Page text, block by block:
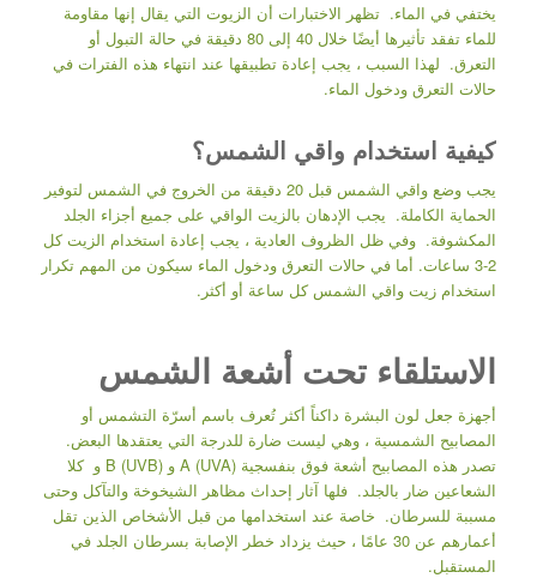
يختفي في الماء. تظهر الاختبارات أن الزيوت التي يقال إنها مقاومة
للماء تفقد تأثيرها أيضًا خلال 40 إلى 80 دقيقة في حالة التبول أو
التعرق. لهذا السبب ، يجب إعادة تطبيقها عند انتهاء هذه الفترات في
حالات التعرق ودخول الماء.
كيفية استخدام واقي الشمس؟
يجب وضع واقي الشمس قبل 20 دقيقة من الخروج في الشمس لتوفير
الحماية الكاملة. يجب الإدهان بالزيت الواقي على جميع أجزاء الجلد
المكشوفة. وفي ظل الظروف العادية ، يجب إعادة استخدام الزيت كل
2-3 ساعات. أما في حالات التعرق ودخول الماء سيكون من المهم تكرار
استخدام زيت واقي الشمس كل ساعة أو أكثر.
الاستلقاء تحت أشعة الشمس
أجهزة جعل لون البشرة داكناً أكثر تُعرف باسم أسرّة التشمس أو
المصابيح الشمسية ، وهي ليست ضارة للدرجة التي يعتقدها البعض.
تصدر هذه المصابيح أشعة فوق بنفسجية A (UVA) و B (UVB) و كلا
الشعاعين ضار بالجلد. فلها آثار إحداث مظاهر الشيخوخة والتآكل وحتى
مسببة للسرطان. خاصة عند استخدامها من قبل الأشخاص الذين تقل
أعمارهم عن 30 عامًا ، حيث يزداد خطر الإصابة بسرطان الجلد في
المستقبل.